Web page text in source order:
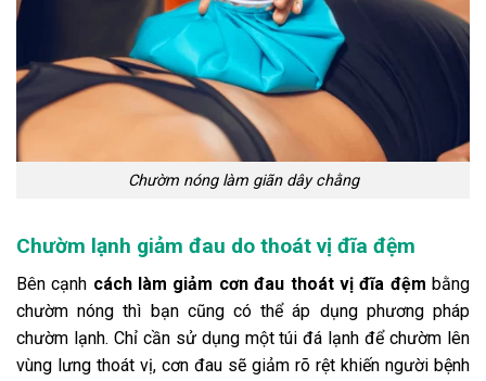
Chườm nóng làm giãn dây chằng
Chườm lạnh giảm đau do thoát vị đĩa đệm
Bên cạnh cách làm giảm cơn đau thoát vị đĩa đệm bằng
chườm nóng thì bạn cũng có thể áp dụng phương pháp
chườm lạnh. Chỉ cần sử dụng một túi đá lạnh để chườm lên
vùng lưng thoát vị, cơn đau sẽ giảm rõ rệt khiến người bệnh